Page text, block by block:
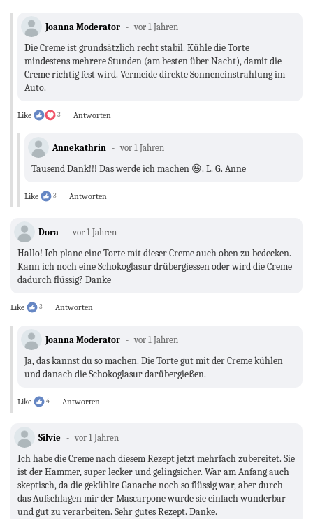
Joanna Moderator vor 1 Jahren
Die Creme ist grundsätzlich recht stabil. Kühle die Torte
mindestens mehrere Stunden (am besten über Nacht), damit die
Creme richtig fest wird. Vermeide direkte Sonneneinstrahlung im
Auto.
Like 3 Antworten
Annekathrin vor 1 Jahren
Tausend Dank!!! Das werde ich machen 😃. L. G. Anne
Like 3 Antworten
Dora vor 1 Jahren
Hallo! Ich plane eine Torte mit dieser Creme auch oben zu bedecken.
Kann ich noch eine Schokoglasur drübergiessen oder wird die Creme
dadurch flüssig? Danke
Like 3 Antworten
Joanna Moderator vor 1 Jahren
Ja, das kannst du so machen. Die Torte gut mit der Creme kühlen
und danach die Schokoglasur darübergießen.
Like 4 Antworten
Silvie vor 1 Jahren
Ich habe die Creme nach diesem Rezept jetzt mehrfach zubereitet. Sie
ist der Hammer, super lecker und gelingsicher. War am Anfang auch
skeptisch, da die gekühlte Ganache noch so flüssig war, aber durch
das Aufschlagen mir der Mascarpone wurde sie einfach wunderbar
und gut zu verarbeiten. Sehr gutes Rezept. Danke.